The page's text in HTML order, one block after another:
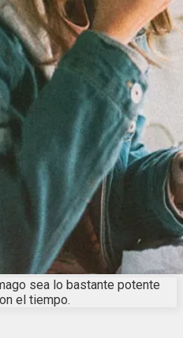
sea lo bastante potente
el tiempo.